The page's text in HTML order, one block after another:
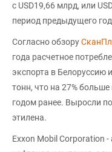
с USD19,66 млрд, или
период предыдущего
Согласно обзору
года расчетное
экспорта в Белоруссию
тонн, что на 27%
годом ранее. Выросли
этилена.
Exxon Mobil Corporation